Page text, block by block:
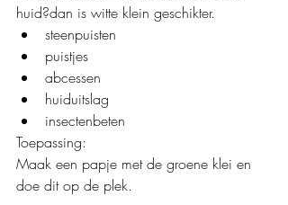
huid?dan is witte klein geschikter.
steenpuisten
puistjes
abcessen
huiduitslag
insectenbeten
Toepassing:
Maak een papje met de groene klei en
doe dit op de plek.